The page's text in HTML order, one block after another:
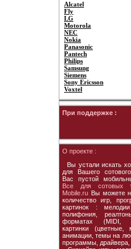
Alcatel
Fly
LG
Motorola
NEC
Nokia
Panasonic
Pantech
Philips
Samsung
Siemens
Sony Ericsson
Voxtel
При поддержке :
О проекте :
Вы устали искать
для Вашего
Вас пустой
Все для сотовых
Mobile.ru Вы можете
количество игр,
картинок :
полифония,
форматах (MIDI,
картинки (цветные,
анимации, темы на
программы, драйвера,